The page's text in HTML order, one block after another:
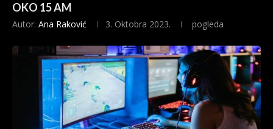
OKO 15 AM
Autor: Ana Raković 3. Oktobra 2023. pogleda